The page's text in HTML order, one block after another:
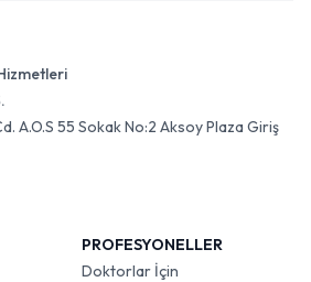
A.O.S 55 Sokak No:2 Aksoy Plaza Giriş
PROFESYONELLER
Doktorlar İçin